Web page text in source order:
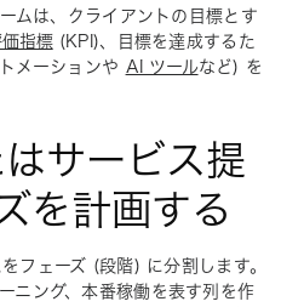
ムは、クライアントの目標とす
指標(KPI)、目標を達成するた
メーションや AI ツールなど) を
サービス提
を計画する
フェーズ (段階) に分割します。
ニング、本番稼働を表す列を作